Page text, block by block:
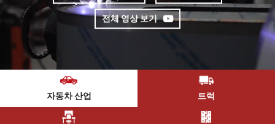
전체 영상 보기
자동차 산업 트럭